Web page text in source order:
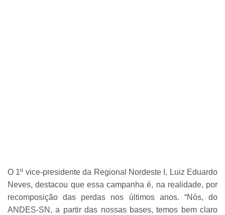
O 1º vice-presidente da Regional Nordeste I, Luiz Eduardo
Neves, destacou que essa campanha é, na realidade, por
recomposição das perdas nos últimos anos. “Nós, do
ANDES-SN, a partir das nossas bases, temos bem claro